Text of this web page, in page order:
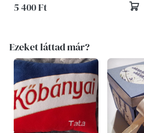
5 400 Ft
Ezeket láttad már?